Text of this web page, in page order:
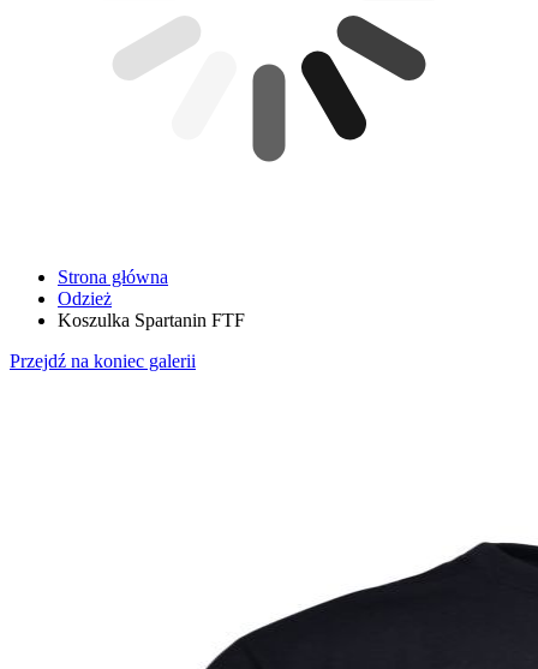
Strona główna
Odzież
Koszulka Spartanin FTF
Przejdź na koniec galerii